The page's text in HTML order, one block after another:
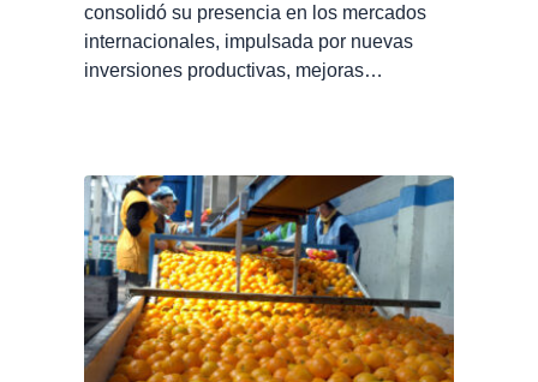
consolidó su presencia en los mercados
internacionales, impulsada por nuevas
inversiones productivas, mejoras…